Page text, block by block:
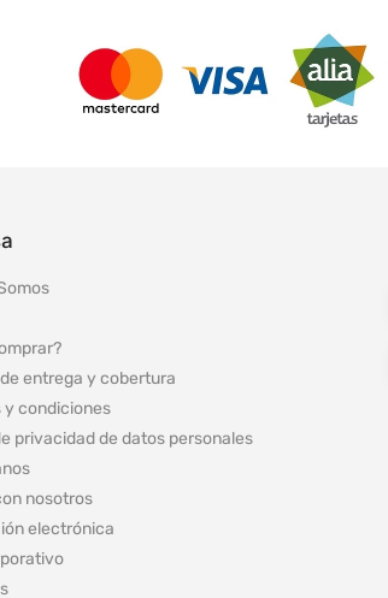
entrega y cobertura
y condiciones
privacidad de datos personales
nosotros
electrónica